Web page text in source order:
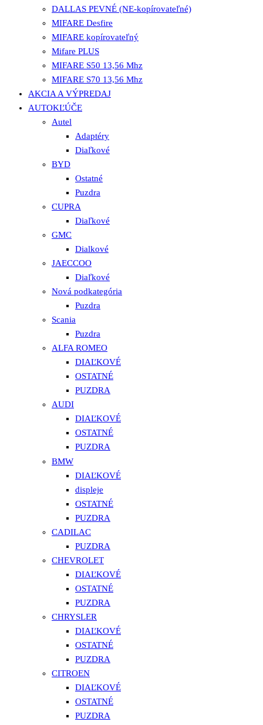
DALLAS PEVNÉ (NE-kopírovateľné)
MIFARE Desfire
MIFARE kopírovateľný
Mifare PLUS
MIFARE S50 13,56 Mhz
MIFARE S70 13,56 Mhz
AKCIA A VÝPREDAJ
AUTOKĽÚČE
Autel
Adaptéry
Diaľkové
BYD
Ostatné
Puzdra
CUPRA
Diaľkové
GMC
Dialkové
JAECCOO
Diaľkové
Nová podkategória
Puzdra
Scania
Puzdra
ALFA ROMEO
DIAĽKOVÉ
OSTATNÉ
PUZDRA
AUDI
DIAĽKOVÉ
OSTATNÉ
PUZDRA
BMW
DIAĽKOVÉ
displeje
OSTATNÉ
PUZDRA
CADILAC
PUZDRA
CHEVROLET
DIAĽKOVÉ
OSTATNÉ
PUZDRA
CHRYSLER
DIAĽKOVÉ
OSTATNÉ
PUZDRA
CITROEN
DIAĽKOVÉ
OSTATNÉ
PUZDRA